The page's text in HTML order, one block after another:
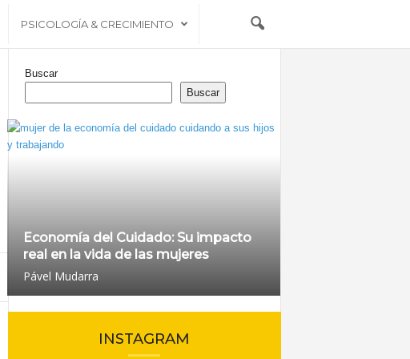
PSICOLOGÍA & CRECIMIENTO
Buscar
Buscar
Economía del Cuidado: Su impacto
real en la vida de las mujeres
Pável Mudarra
INSTAGRAM